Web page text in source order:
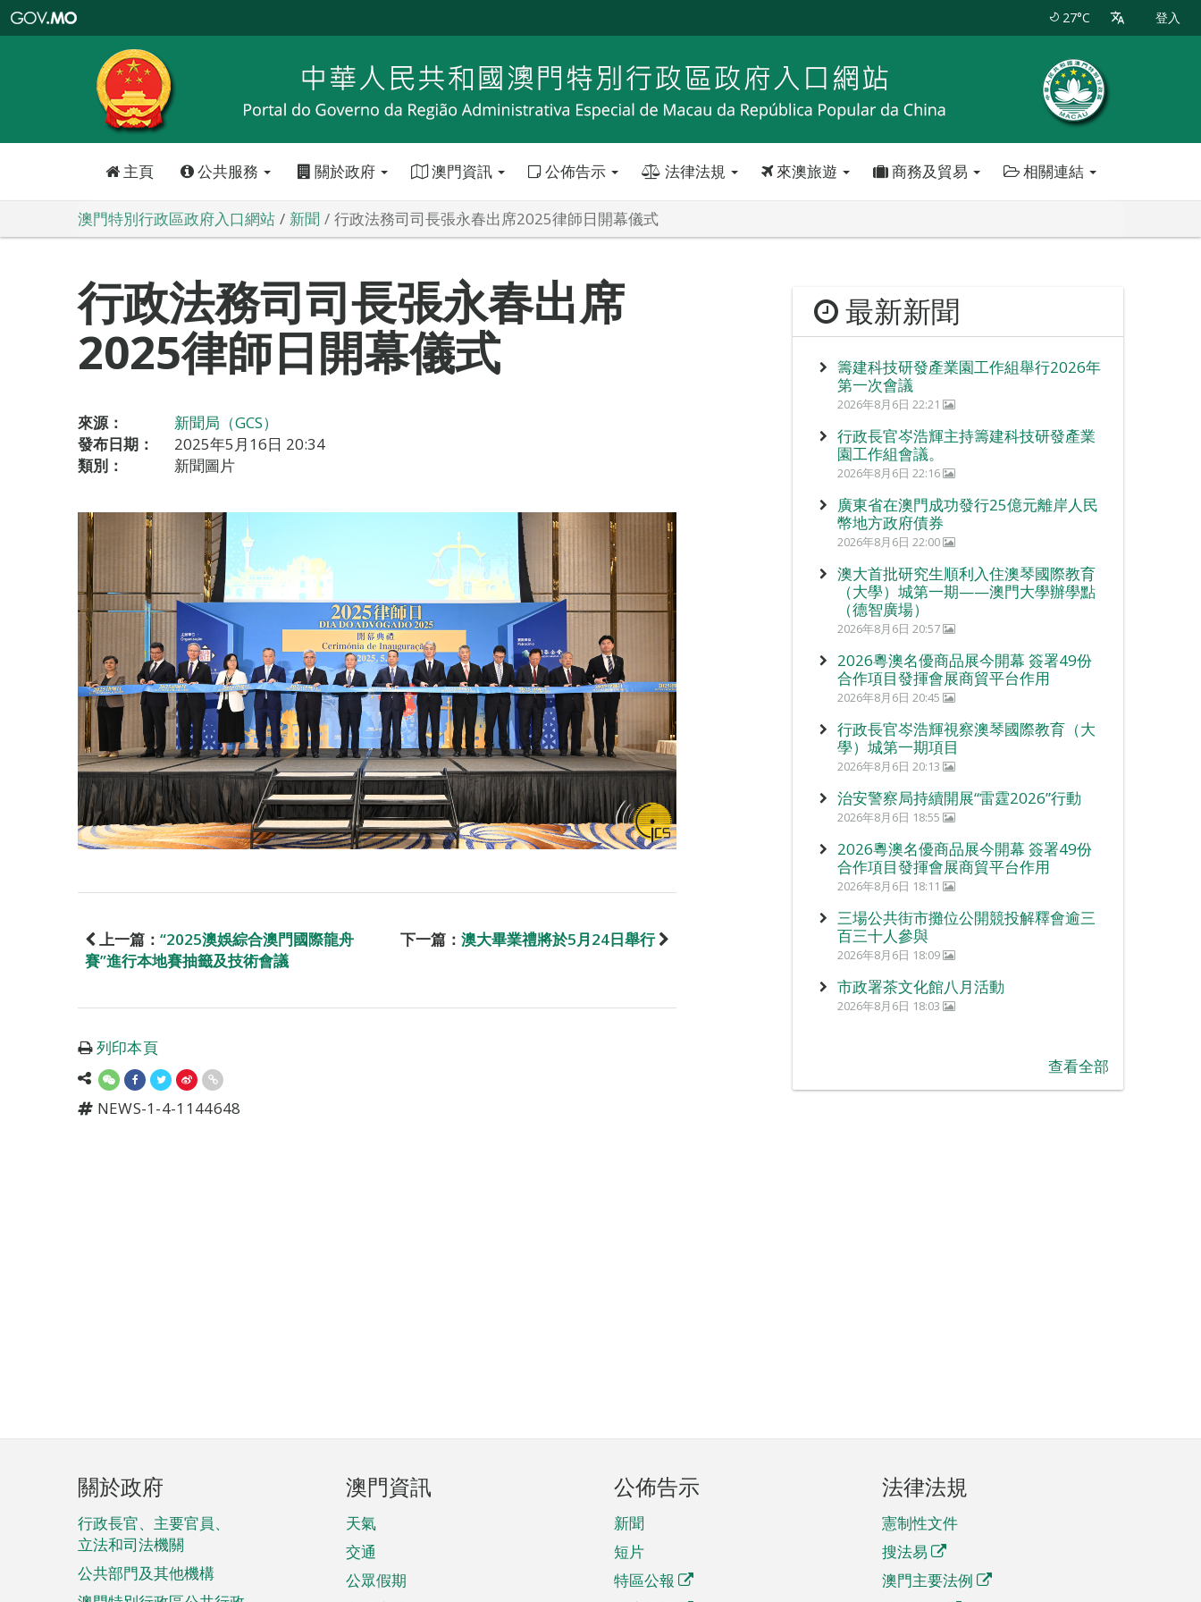
特
政
區
政
口
27°C 登入
主頁 公共服務 關於政府 澳門資訊 公佈告示 法律法規 來澳旅遊 商務及貿易 相關連結
澳門特別行政區政府入口網站 新聞 行政法務司司長張永春出席2025律師日開幕儀式
行政法務司司長張永春出席
2025律師日開幕儀式
來源：
新聞局（GCS）
發布日期：
2025年5月16日 20:34
類別：
新聞圖片
上一篇： “2025澳娛綜合澳門國際龍舟
賽”進行本地賽抽籤及技術會議
下一篇： 澳大畢業禮將於5月24日舉行
列印本頁
NEWS-1-4-1144648
最新新聞
籌建科技研發產業園工作組舉行2026年
第一次會議
2026年8月6日 22:21
行政長官岑浩輝主持籌建科技研發產業
園工作組會議。
2026年8月6日 22:16
廣東省在澳門成功發行25億元離岸人民
幣地方政府債券
2026年8月6日 22:00
澳大首批研究生順利入住澳琴國際教育
（大學）城第一期——澳門大學辦學點
（德智廣場）
2026年8月6日 20:57
2026粵澳名優商品展今開幕 簽署49份
合作項目發揮會展商貿平台作用
2026年8月6日 20:45
行政長官岑浩輝視察澳琴國際教育（大
學）城第一期項目
2026年8月6日 20:13
治安警察局持續開展“雷霆2026”行動
2026年8月6日 18:55
2026粵澳名優商品展今開幕 簽署49份
合作項目發揮會展商貿平台作用
2026年8月6日 18:11
三場公共街市攤位公開競投解釋會逾三
百三十人參與
2026年8月6日 18:09
市政署茶文化館八月活動
2026年8月6日 18:03
查看全部
頁
腳
菜
單
關於政府
行政長官、主要官員、
立法和司法機關
公共部門及其他機構
澳門資訊
天氣
交通
公眾假期
公佈告示
新聞
短片
特區公報
法律法規
憲制性文件
搜法易
澳門主要法例